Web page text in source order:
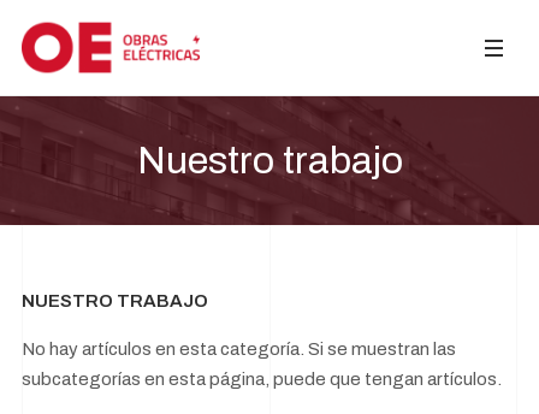
Nuestro trabajo
NUESTRO TRABAJO
No hay artículos en esta categoría. Si se muestran las
subcategorías en esta página, puede que tengan artículos.